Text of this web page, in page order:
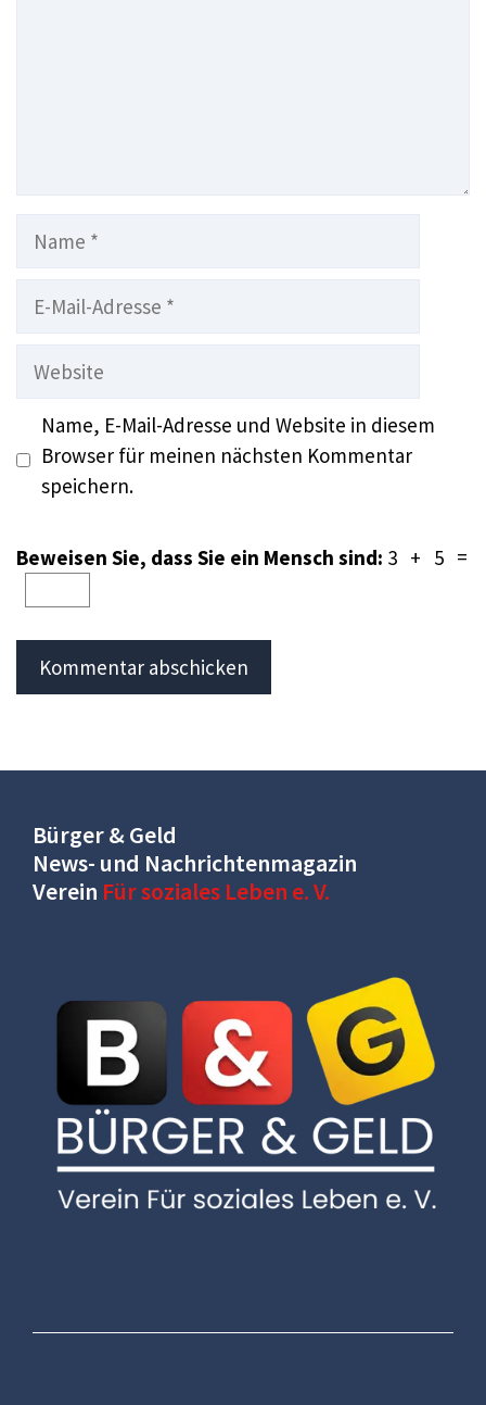
Website
Name, E-Mail-Adresse und Website in diesem
Browser für meinen nächsten Kommentar
speichern.
Beweisen Sie, dass Sie ein Mensch sind: 3 + 5 =
Bürger & Geld
News- und Nachrichtenmagazin
Verein Für soziales Leben e. V.